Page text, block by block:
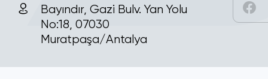
Bayındır, Gazi Bulv. Yan Yolu
No:18, 07030
Muratpaşa/Antalya